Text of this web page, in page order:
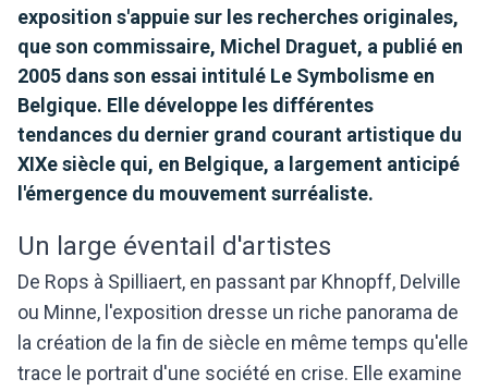
exposition s'appuie sur les recherches originales,
que son commissaire, Michel Draguet, a publié en
2005 dans son essai intitulé Le Symbolisme en
Belgique. Elle développe les différentes
tendances du dernier grand courant artistique du
XIXe siècle qui, en Belgique, a largement anticipé
l'émergence du mouvement surréaliste.
Un large éventail d'artistes
De Rops à Spilliaert, en passant par Khnopff, Delville
ou Minne, l'exposition dresse un riche panorama de
la création de la fin de siècle en même temps qu'elle
trace le portrait d'une société en crise. Elle examine